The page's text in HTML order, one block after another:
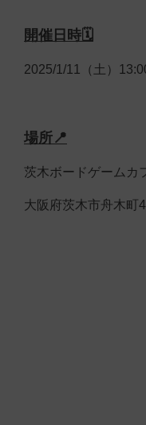
開催日時🗓️
2025/1/11（土）
場所📍
茨木ボードゲームカ
大阪府茨木市舟木町